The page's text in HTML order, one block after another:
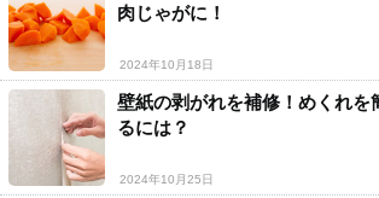
肉じゃがに！
2024年10月18日
壁紙の剥がれを補修！めくれを
るには？
2024年10月25日